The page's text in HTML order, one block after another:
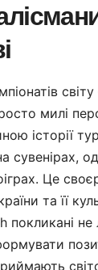
милі
історії
сувенірах,
Це
та її
покликані